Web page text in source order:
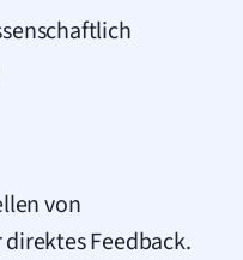
von
Feedback.